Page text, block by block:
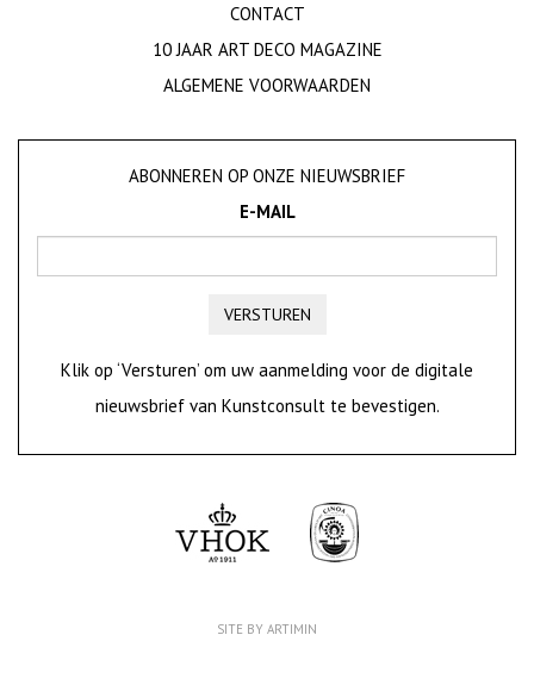
CONTACT
10 JAAR ART DECO MAGAZINE
ALGEMENE VOORWAARDEN
ABONNEREN OP ONZE NIEUWSBRIEF
E-MAIL
VERSTUREN
Klik op ‘Versturen’ om uw aanmelding voor de digitale
nieuwsbrief van Kunstconsult te bevestigen.
SITE BY ARTIMIN